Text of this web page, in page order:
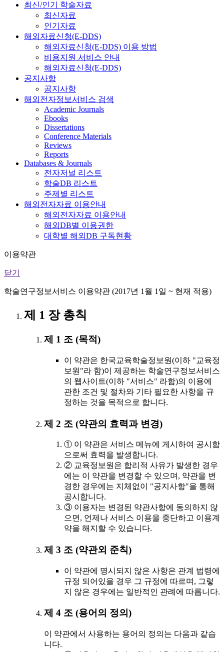
최신/인기 학술자료
최신자료
인기자료
해외자료신청(E-DDS)
해외자료신청(E-DDS) 이용 방법
비용지원 서비스 안내
해외자료신청(E-DDS)
공지사항
공지사항
해외전자정보서비스 검색
Academic Journals
Ebooks
Dissertations
Conference Materials
Reviews
Reports
Databases & Journals
전자저널 리스트
학술DB 리스트
주제별 리스트
해외전자자료 이용안내
해외전자자료 이용안내
해외DB별 이용권한
대학별 해외DB 구독현황
이용약관
닫기
학술연구정보서비스 이용약관 (2017년 1월 1일 ~ 현재 적용)
제 1 장 총칙
제 1 조 (목적)
이 약관은 한국교육학술정보원(이하 "교육정
보원"라 함)이 제공하는 학술연구정보서비스
의 웹사이트(이하 "서비스" 라함)의 이용에
관한 조건 및 절차와 기타 필요한 사항을 규
정하는 것을 목적으로 합니다.
제 2 조 (약관의 효력과 변경)
① 이 약관은 서비스 메뉴에 게시하여 공시함
으로써 효력을 발생합니다.
② 교육정보원은 합리적 사유가 발생한 경우
에는 이 약관을 변경할 수 있으며, 약관을 변
경한 경우에는 지체없이 "공지사항"을 통해
공시합니다.
③ 이용자는 변경된 약관사항에 동의하지 않
으면, 언제나 서비스 이용을 중단하고 이용계
약을 해지할 수 있습니다.
제 3 조 (약관외 준칙)
이 약관에 명시되지 않은 사항은 관계 법령에
규정 되어있을 경우 그 규정에 따르며, 그렇
지 않은 경우에는 일반적인 관례에 따릅니다.
제 4 조 (용어의 정의)
이 약관에서 사용하는 용어의 정의는 다음과 같습
니다.